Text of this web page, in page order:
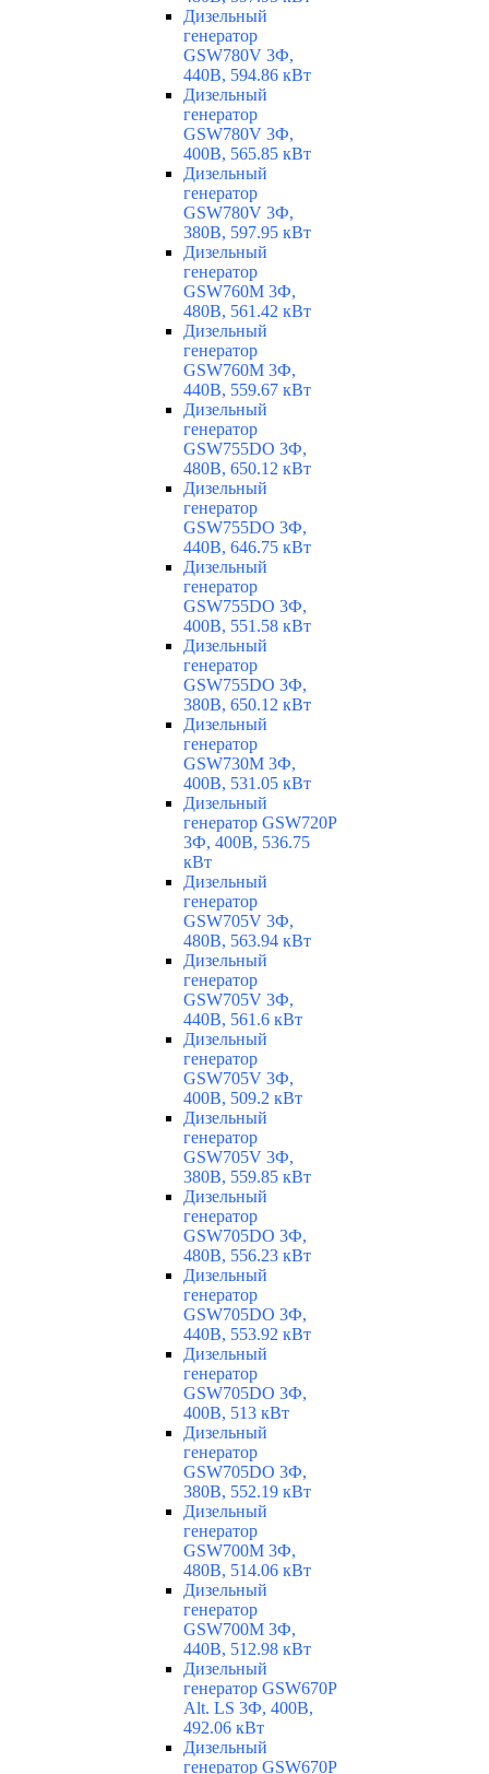
Дизельный
генератор
GSW780V 3Ф,
440В, 594.86 кВт
Дизельный
генератор
GSW780V 3Ф,
400В, 565.85 кВт
Дизельный
генератор
GSW780V 3Ф,
380В, 597.95 кВт
Дизельный
генератор
GSW760M 3Ф,
480В, 561.42 кВт
Дизельный
генератор
GSW760M 3Ф,
440В, 559.67 кВт
Дизельный
генератор
GSW755DO 3Ф,
480В, 650.12 кВт
Дизельный
генератор
GSW755DO 3Ф,
440В, 646.75 кВт
Дизельный
генератор
GSW755DO 3Ф,
400В, 551.58 кВт
Дизельный
генератор
GSW755DO 3Ф,
380В, 650.12 кВт
Дизельный
генератор
GSW730M 3Ф,
400В, 531.05 кВт
Дизельный
генератор GSW720P
3Ф, 400В, 536.75
кВт
Дизельный
генератор
GSW705V 3Ф,
480В, 563.94 кВт
Дизельный
генератор
GSW705V 3Ф,
440В, 561.6 кВт
Дизельный
генератор
GSW705V 3Ф,
400В, 509.2 кВт
Дизельный
генератор
GSW705V 3Ф,
380В, 559.85 кВт
Дизельный
генератор
GSW705DO 3Ф,
480В, 556.23 кВт
Дизельный
генератор
GSW705DO 3Ф,
440В, 553.92 кВт
Дизельный
генератор
GSW705DO 3Ф,
400В, 513 кВт
Дизельный
генератор
GSW705DO 3Ф,
380В, 552.19 кВт
Дизельный
генератор
GSW700M 3Ф,
480В, 514.06 кВт
Дизельный
генератор
GSW700M 3Ф,
440В, 512.98 кВт
Дизельный
генератор GSW670P
Alt. LS 3Ф, 400В,
492.06 кВт
Дизельный
генератор GSW670P